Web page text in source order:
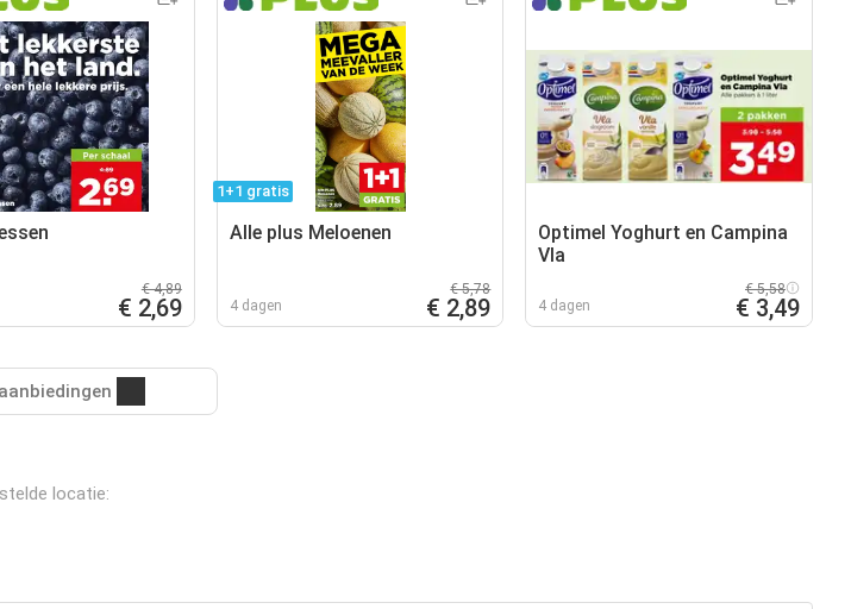
€ 4,89
€ 2,69
1+1 gratis
Alle plus Meloenen
4 dagen
€ 5,78
€ 2,89
Optimel Yoghurt en Campina
Vla
4 dagen
€ 5,58
€ 3,49
locatie: